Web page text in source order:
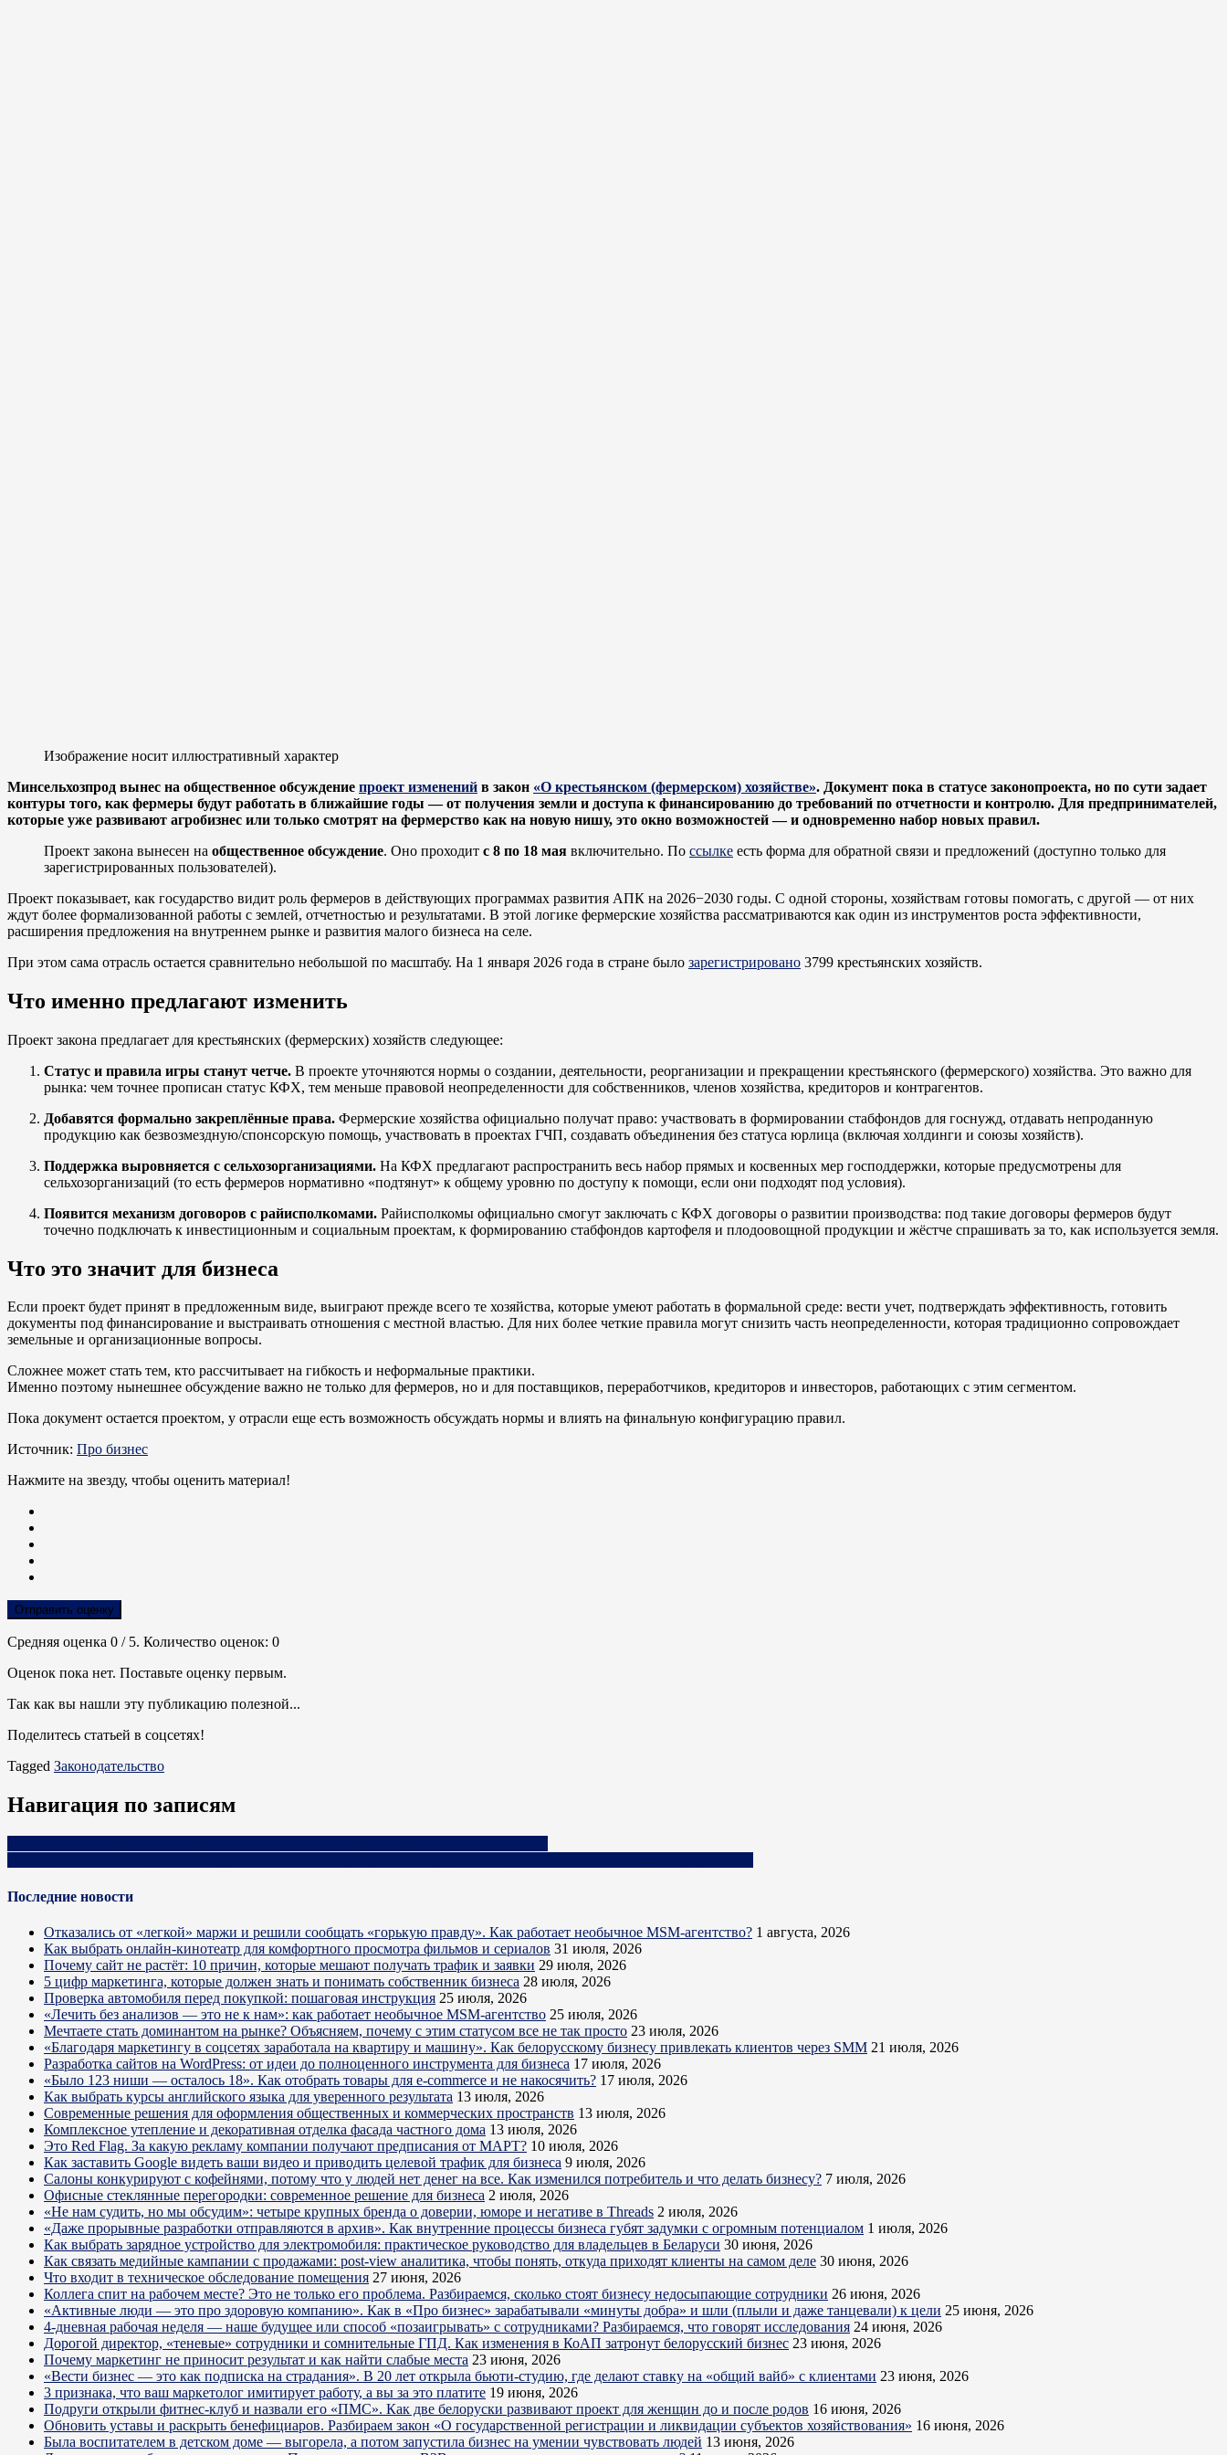
Изображение носит иллюстративный характер
Минсельхозпрод вынес на общественное обсуждение проект изменений в закон «О крестьянском (фермерском) хозяйстве». Документ пока в статусе законопроекта, но по сути задает
контуры того, как фермеры будут работать в ближайшие годы — от получения земли и доступа к финансированию до требований по отчетности и контролю. Для предпринимателей,
которые уже развивают агробизнес или только смотрят на фермерство как на новую нишу, это окно возможностей — и одновременно набор новых правил.
Проект закона вынесен на общественное обсуждение. Оно проходит с 8 по 18 мая включительно. По ссылке есть форма для обратной связи и предложений (доступно только для
зарегистрированных пользователей).
Проект показывает, как государство видит роль фермеров в действующих программах развития АПК на 2026−2030 годы. С одной стороны, хозяйствам готовы помогать, с другой — от них
ждут более формализованной работы с землей, отчетностью и результатами. В этой логике фермерские хозяйства рассматриваются как один из инструментов роста эффективности,
расширения предложения на внутреннем рынке и развития малого бизнеса на селе.
При этом сама отрасль остается сравнительно небольшой по масштабу. На 1 января 2026 года в стране было зарегистрировано 3799 крестьянских хозяйств.
Что именно предлагают изменить
Проект закона предлагает для крестьянских (фермерских) хозяйств следующее:
Статус и правила игры станут четче. В проекте уточняются нормы о создании, деятельности, реорганизации и прекращении крестьянского (фермерского) хозяйства. Это важно для
рынка: чем точнее прописан статус КФХ, тем меньше правовой неопределенности для собственников, членов хозяйства, кредиторов и контрагентов.
Добавятся формально закреплённые права. Фермерские хозяйства официально получат право: участвовать в формировании стабфондов для госнужд, отдавать непроданную
продукцию как безвозмездную/спонсорскую помощь, участвовать в проектах ГЧП, создавать объединения без статуса юрлица (включая холдинги и союзы хозяйств).
Поддержка выровняется с сельхозорганизациями. На КФХ предлагают распространить весь набор прямых и косвенных мер господдержки, которые предусмотрены для
сельхозорганизаций (то есть фермеров нормативно «подтянут» к общему уровню по доступу к помощи, если они подходят под условия).
Появится механизм договоров с райисполкомами. Райисполкомы официально смогут заключать с КФХ договоры о развитии производства: под такие договоры фермеров будут
точечно подключать к инвестиционным и социальным проектам, к формированию стабфондов картофеля и плодоовощной продукции и жёстче спрашивать за то, как используется земля.
Что это значит для бизнеса
Если проект будет принят в предложенным виде, выиграют прежде всего те хозяйства, которые умеют работать в формальной среде: вести учет, подтверждать эффективность, готовить
документы под финансирование и выстраивать отношения с местной властью. Для них более четкие правила могут снизить часть неопределенности, которая традиционно сопровождает
земельные и организационные вопросы.
Сложнее может стать тем, кто рассчитывает на гибкость и неформальные практики.
Именно поэтому нынешнее обсуждение важно не только для фермеров, но и для поставщиков, переработчиков, кредиторов и инвесторов, работающих с этим сегментом.
Пока документ остается проектом, у отрасли еще есть возможность обсуждать нормы и влиять на финальную конфигурацию правил.
Источник: Про бизнес
Нажмите на звезду, чтобы оценить материал!
Отправить оценку
Средняя оценка 0 / 5. Количество оценок: 0
Оценок пока нет. Поставьте оценку первым.
Так как вы нашли эту публикацию полезной...
Поделитесь статьей в соцсетях!
Tagged Законодательство
Навигация по записям
Последние новости
Отказались от «легкой» маржи и решили сообщать «горькую правду». Как работает необычное MSM-агентство? 1 августа, 2026
Как выбрать онлайн-кинотеатр для комфортного просмотра фильмов и сериалов 31 июля, 2026
Почему сайт не растёт: 10 причин, которые мешают получать трафик и заявки 29 июля, 2026
5 цифр маркетинга, которые должен знать и понимать собственник бизнеса 28 июля, 2026
Проверка автомобиля перед покупкой: пошаговая инструкция 25 июля, 2026
«Лечить без анализов — это не к нам»: как работает необычное MSM-агентство 25 июля, 2026
Мечтаете стать доминантом на рынке? Объясняем, почему с этим статусом все не так просто 23 июля, 2026
«Благодаря маркетингу в соцсетях заработала на квартиру и машину». Как белорусскому бизнесу привлекать клиентов через SMM 21 июля, 2026
Разработка сайтов на WordPress: от идеи до полноценного инструмента для бизнеса 17 июля, 2026
«Было 123 ниши — осталось 18». Как отобрать товары для e-commerce и не накосячить? 17 июля, 2026
Как выбрать курсы английского языка для уверенного результата 13 июля, 2026
Современные решения для оформления общественных и коммерческих пространств 13 июля, 2026
Комплексное утепление и декоративная отделка фасада частного дома 13 июля, 2026
Это Red Flag. За какую рекламу компании получают предписания от МАРТ? 10 июля, 2026
Как заставить Google видеть ваши видео и приводить целевой трафик для бизнеса 9 июля, 2026
Салоны конкурируют с кофейнями, потому что у людей нет денег на все. Как изменился потребитель и что делать бизнесу? 7 июля, 2026
Офисные стеклянные перегородки: современное решение для бизнеса 2 июля, 2026
«Не нам судить, но мы обсудим»: четыре крупных бренда о доверии, юморе и негативе в Threads 2 июля, 2026
«Даже прорывные разработки отправляются в архив». Как внутренние процессы бизнеса губят задумки с огромным потенциалом 1 июля, 2026
Как выбрать зарядное устройство для электромобиля: практическое руководство для владельцев в Беларуси 30 июня, 2026
Как связать медийные кампании с продажами: post-view аналитика, чтобы понять, откуда приходят клиенты на самом деле 30 июня, 2026
Что входит в техническое обследование помещения 27 июня, 2026
Коллега спит на рабочем месте? Это не только его проблема. Разбираемся, сколько стоят бизнесу недосыпающие сотрудники 26 июня, 2026
«Активные люди — это про здоровую компанию». Как в «Про бизнес» зарабатывали «минуты добра» и шли (плыли и даже танцевали) к цели 25 июня, 2026
4-дневная рабочая неделя — наше будущее или способ «позаигрывать» с сотрудниками? Разбираемся, что говорят исследования 24 июня, 2026
Дорогой директор, «теневые» сотрудники и сомнительные ГПД. Как изменения в КоАП затронут белорусский бизнес 23 июня, 2026
Почему маркетинг не приносит результат и как найти слабые места 23 июня, 2026
«Вести бизнес — это как подписка на страдания». В 20 лет открыла бьюти-студию, где делают ставку на «общий вайб» с клиентами 23 июня, 2026
3 признака, что ваш маркетолог имитирует работу, а вы за это платите 19 июня, 2026
Подруги открыли фитнес-клуб и назвали его «ПМС». Как две белоруски развивают проект для женщин до и после родов 16 июня, 2026
Обновить уставы и раскрыть бенефициаров. Разбираем закон «О государственной регистрации и ликвидации субъектов хозяйствования» 16 июня, 2026
Была воспитателем в детском доме — выгорела, а потом запустила бизнес на умении чувствовать людей 13 июня, 2026